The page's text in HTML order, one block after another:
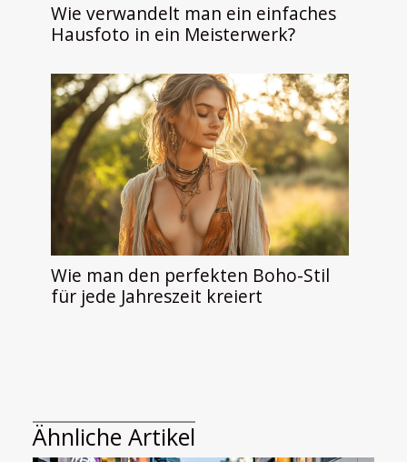
Wie verwandelt man ein einfaches
Hausfoto in ein Meisterwerk?
Wie man den perfekten Boho-Stil
für jede Jahreszeit kreiert
Ähnliche Artikel